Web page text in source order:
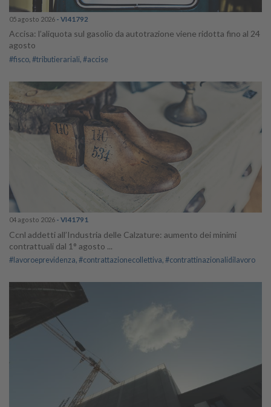
05 agosto 2026 - VI41792
Accisa: l’aliquota sul gasolio da autotrazione viene ridotta fino al 24
agosto
#fisco #tributierariali #accise
04 agosto 2026 - VI41791
Ccnl addetti all’Industria delle Calzature: aumento dei minimi
contrattuali dal 1° agosto ...
#lavoroeprevidenza #contrattazionecollettiva #contrattinazionalidilavoro